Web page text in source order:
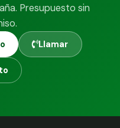
Presupuesto sin
Llamar